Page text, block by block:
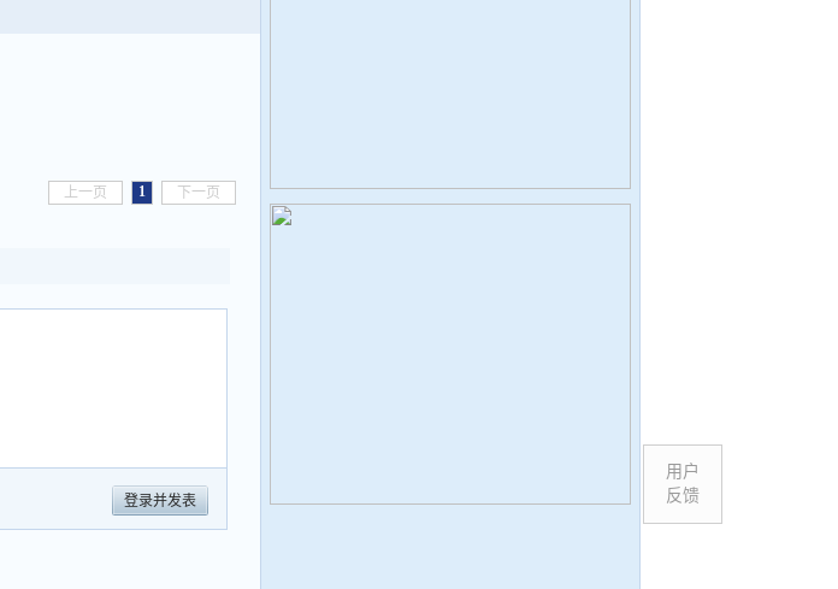
上一页 1 下一页
登录并发表
用户
反馈